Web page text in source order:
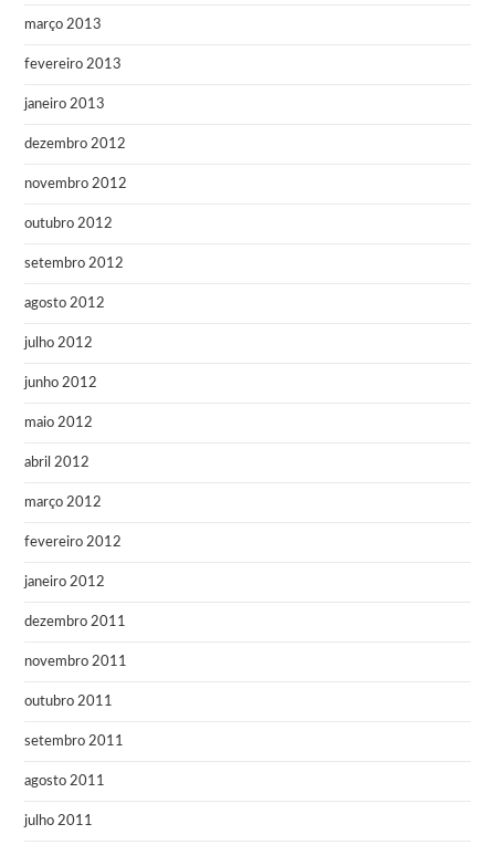
março 2013
fevereiro 2013
janeiro 2013
dezembro 2012
novembro 2012
outubro 2012
setembro 2012
agosto 2012
julho 2012
junho 2012
maio 2012
abril 2012
março 2012
fevereiro 2012
janeiro 2012
dezembro 2011
novembro 2011
outubro 2011
setembro 2011
agosto 2011
julho 2011